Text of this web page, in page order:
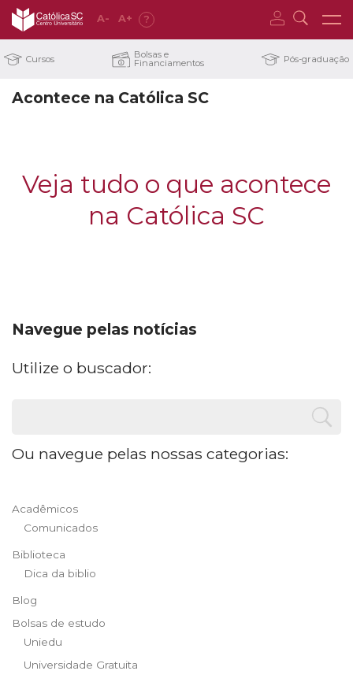
A- A+ ?
Cursos Bolsas e
Financiamentos Pós-graduação
Acontece na Católica SC
Veja tudo o que acontece
na Católica SC
Navegue pelas notícias
Utilize o buscador:
Ou navegue pelas nossas categorias:
Acadêmicos
Comunicados
Biblioteca
Dica da biblio
Blog
Bolsas de estudo
Uniedu
Universidade Gratuita